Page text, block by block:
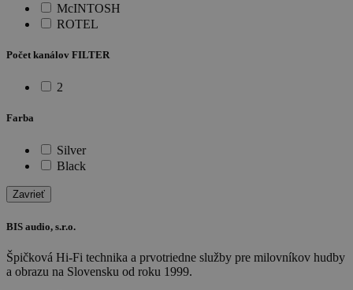
McINTOSH
ROTEL
Počet kanálov FILTER
2
Farba
Silver
Black
Zavrieť
BIS audio, s.r.o.
Špičková Hi-Fi technika a prvotriedne služby pre milovníkov hudby
a obrazu na Slovensku od roku 1999.